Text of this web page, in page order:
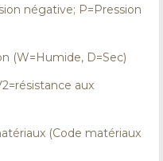
négative; P=Pression
(W=Humide, D=Sec)
aux
(Code matériaux